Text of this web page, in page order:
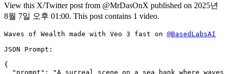
View this X/Twitter post from @MrDasOnX published on 2025년
8월 7일 오후 01:00. This post contains 1 video.
Waves of Wealth made with Veo 3 fast on @BasedLabsAI
JSON Prompt:
{
"prompt": "A surreal scene on a sea bank where